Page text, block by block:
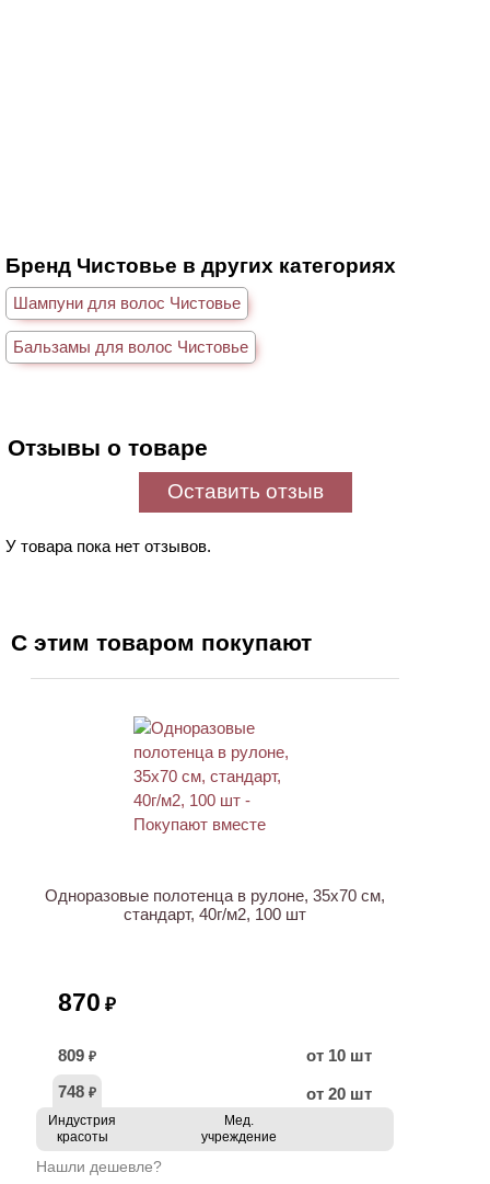
Бренд Чистовье в других категориях
Шампуни для волос Чистовье
Бальзамы для волос Чистовье
Отзывы о товаре
Оставить отзыв
У товара пока нет отзывов.
С этим товаром покупают
Одноразовые полотенца в рулоне, 35х70 см,
стандарт, 40г/м2, 100 шт
870 ₽
809 ₽
от 10 шт
748 ₽ от 20 шт
Индустрия
красоты
Мед.
учреждение
Нашли дешевле?